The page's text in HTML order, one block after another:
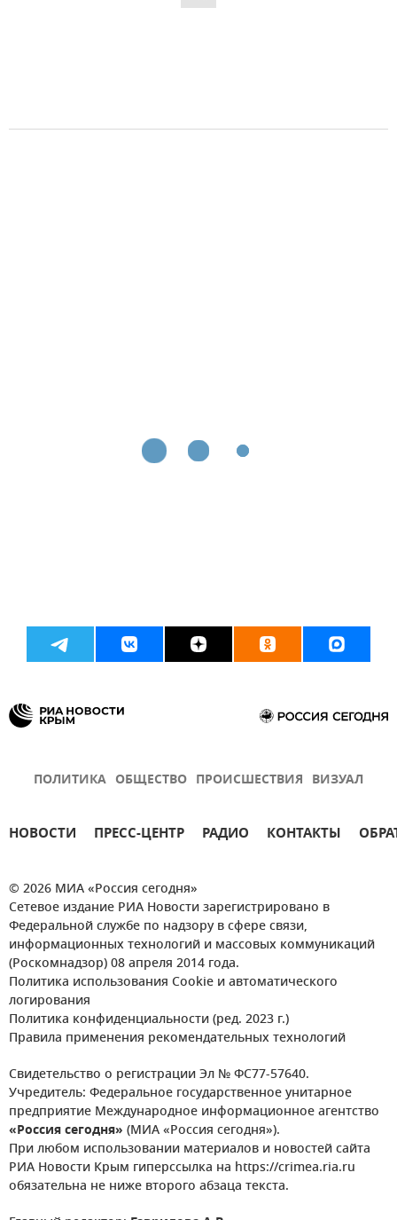
ПОЛИТИКА ОБЩЕСТВО ПРОИСШЕСТВИЯ ВИЗУАЛ
НОВОСТИ ПРЕСС-ЦЕНТР РАДИО КОНТАКТЫ
© 2026 МИА «Россия сегодня»
Сетевое издание РИА Новости зарегистрировано в
Федеральной службе по надзору в сфере связи,
информационных технологий и массовых коммуникаций
(Роскомнадзор) 08 апреля 2014 года.
Политика использования Cookie и автоматического
логирования
Политика конфиденциальности (ред. 2023 г.)
Правила применения рекомендательных технологий
Свидетельство о регистрации Эл № ФС77-57640.
Учредитель: Федеральное государственное унитарное
предприятие Международное информационное агентство
«Россия сегодня» (МИА «Россия сегодня»).
При любом использовании материалов и новостей сайта
РИА Новости Крым гиперссылка на https://crimea.ria.ru
обязательна не ниже второго абзаца текста.